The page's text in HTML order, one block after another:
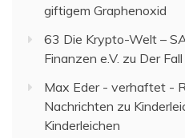
giftigem Graphenoxid
63 Die Krypto-Welt –
Finanzen e.V. zu Der
Max Eder - verhaftet -
Nachrichten zu
Kinderleichen